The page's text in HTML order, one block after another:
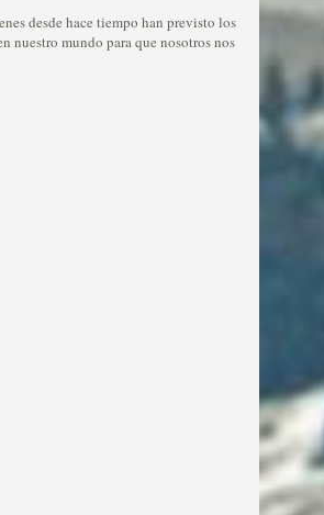
desde hace tiempo han previsto los
nuestro mundo para que nosotros nos